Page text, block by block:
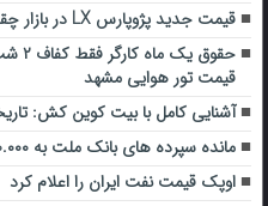
قیمت جدید پژوپارس LX در بازار چقدر شد؟ + جدول
حقوق
قیمت تور هوایی مشهد
آشنایی کامل با بیت کوین کش:
مانده سپرده های بانک ملت به ۱.۰۹۰.۰۰۰ میلیارد تومان رسید
اوپک قیمت نفت ایران را اعلام کرد